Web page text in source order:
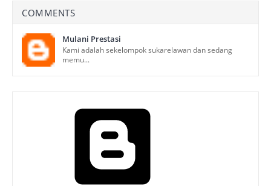
COMMENTS
Mulani Prestasi
Kami adalah sekelompok sukarelawan dan sedang
memu...